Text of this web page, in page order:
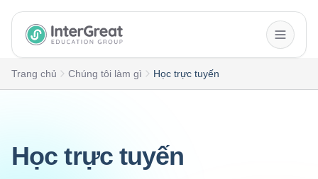
InterGreat Education Group home
Trang chủ Chúng tôi làm gì Học trực tuyến
Học trực tuyến